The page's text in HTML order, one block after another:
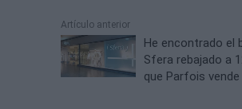
Artículo anterior
He encontrado el
Sfera rebajado a
que Parfois